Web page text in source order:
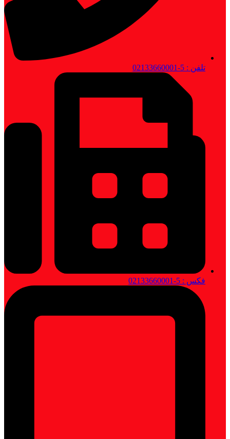
تلفن : 5-02133660001
فکس : 5-02133660001